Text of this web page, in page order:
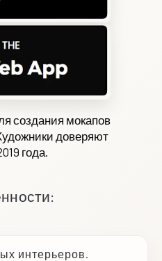
создания мокапов
доверяют
года.
интерьеров.